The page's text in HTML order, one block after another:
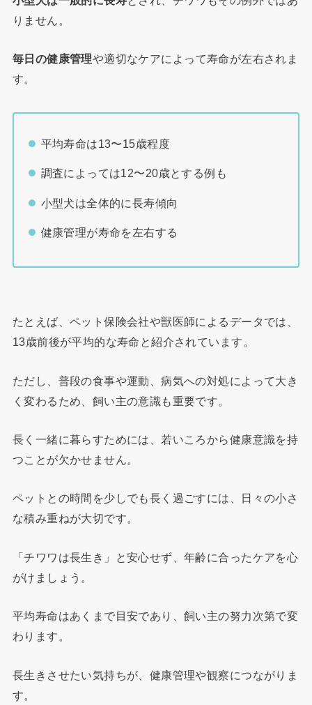
りません。
毎日の健康管理や適切なケアによって寿命が左右されま
す。
平均寿命は13〜15歳程度
調査によっては12〜20歳とする例も
小型犬は全体的に長寿傾向
健康管理が寿命を左右する
たとえば、ペット保険会社や獣医師によるデータでは、
13歳前後が平均的な寿命と紹介されています。
ただし、普段の食事や運動、病気への対処によって大き
く変わるため、飼い主の意識も重要です。
長く一緒に暮らすためには、若いころから健康意識を持
つことが欠かせません。
ペットとの時間を少しでも長く過ごすには、日々の小さ
な積み重ねが大切です。
「チワワは長生き」と安心せず、年齢に合ったケアを心
がけましょう。
平均寿命はあくまで目安であり、飼い主の努力次第で変
わります。
長生きさせたい気持ちが、健康管理や観察につながりま
す。